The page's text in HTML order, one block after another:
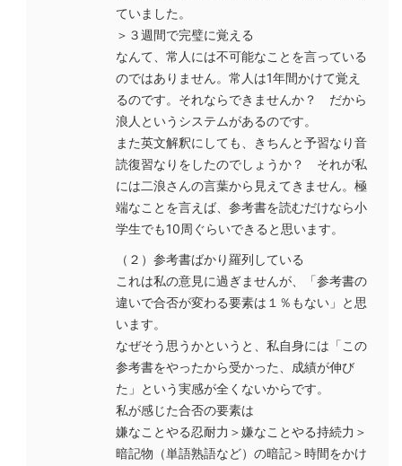
ていました。
＞３週間で完璧に覚える
なんて、常人には不可能なことを言っている
のではありません。常人は1年間かけて覚え
るのです。それならできませんか？ だから
浪人というシステムがあるのです。
また英文解釈にしても、きちんと予習なり音
読復習なりをしたのでしょうか？ それが私
には二浪さんの言葉から見えてきません。極
端なことを言えば、参考書を読むだけなら小
学生でも10周ぐらいできると思います。
（２）参考書ばかり羅列している
これは私の意見に過ぎませんが、「参考書の
違いで合否が変わる要素は１％もない」と思
います。
なぜそう思うかというと、私自身には「この
参考書をやったから受かった、成績が伸び
た」という実感が全くないからです。
私が感じた合否の要素は
嫌なことやる忍耐力＞嫌なことやる持続力＞
暗記物（単語熟語など）の暗記＞時間をかけ